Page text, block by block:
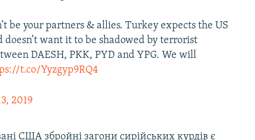
be your partners & allies. Turkey expects the US
want it to be shadowed by terrorist
DAESH, PKK, PYD and YPG. We will
t.co/Yyzgyp9RQ4
2019
США збройні загони сирійських курдів є